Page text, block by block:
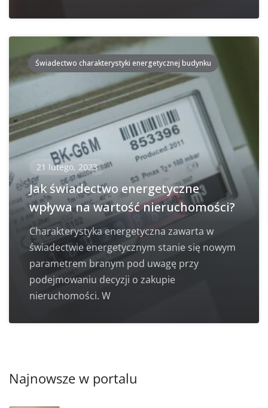
Świadectwo charakterystyki energetycznej budynku
21 lutego, 2023
Jak świadectwo energetyczne
wpływa na wartość nieruchomości?
Charakterystyka energetyczna zawarta w
świadectwie energetycznym stanie się nowym
parametrem branym pod uwagę przy
podejmowaniu decyzji o zakupie
nieruchomości. W
Najnowsze w portalu